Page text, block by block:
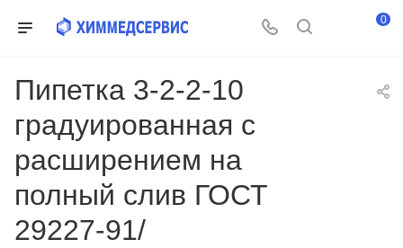
0
Пипетка 3-2-2-10
градуированная с
расширением на
полный слив ГОСТ
29227-91/